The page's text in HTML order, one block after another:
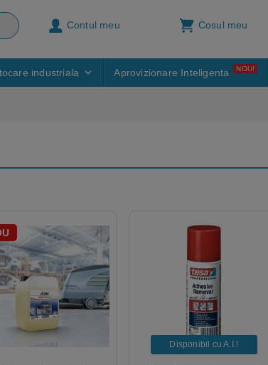
Contul meu Cosul meu
industriala Aprovizionare Inteligenta NOU!
Disponibil cu A.I.​!